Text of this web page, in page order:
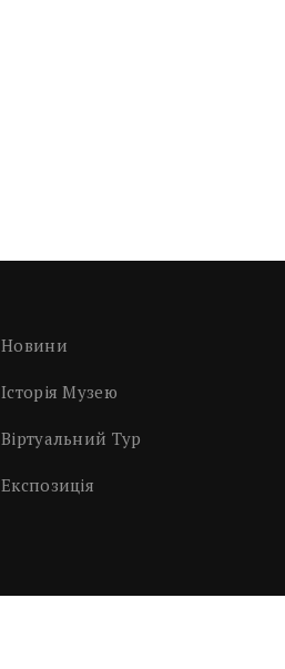
Новини
Історія Музею
Віртуальний Тур
Експозиція